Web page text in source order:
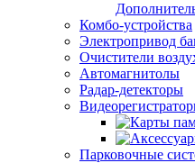
Комбо-устройства
Электропривод
Очистители
Автомагнитолы
Радар-детекторы
Парковочные